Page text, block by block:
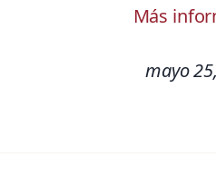
Más
mayo